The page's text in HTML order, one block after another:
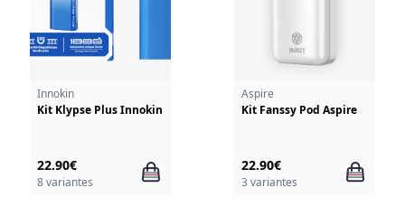
Innokin
Kit Klypse Plus Innokin
22.90€
8 variantes
Aspire
Kit Fanssy Pod Aspire
22.90€
3 variantes